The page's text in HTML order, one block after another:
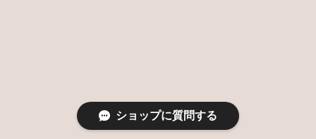
ショップに質問する